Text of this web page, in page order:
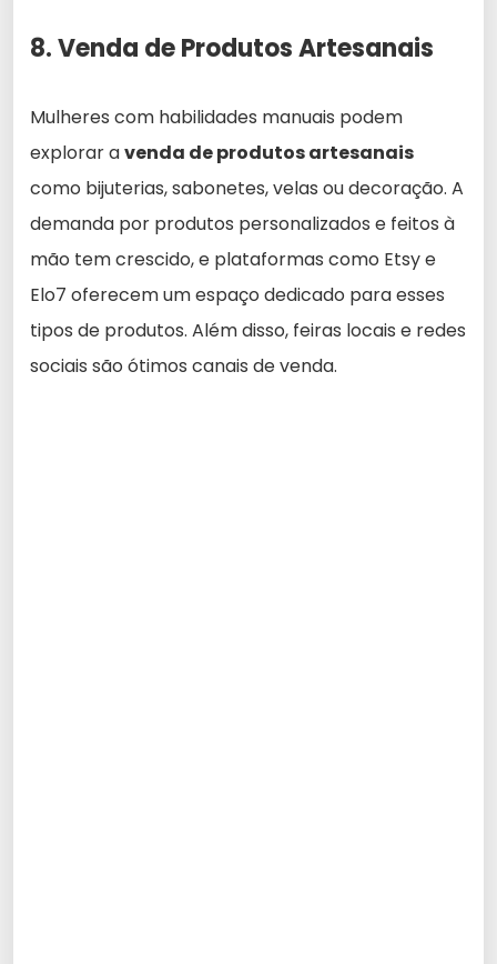
8. Venda de Produtos Artesanais
Mulheres com habilidades manuais podem
explorar avenda de produtos artesanais
como bijuterias, sabonetes, velas ou decoração. A
demanda por produtos personalizados e feitos à
mão tem crescido, e plataformas como Etsy e
Elo7 oferecem um espaço dedicado para esses
tipos de produtos. Além disso, feiras locais e redes
sociais são ótimos canais de venda.